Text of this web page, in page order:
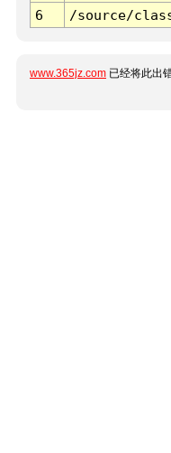
6
/source/
www.365jz.com 已经将此出